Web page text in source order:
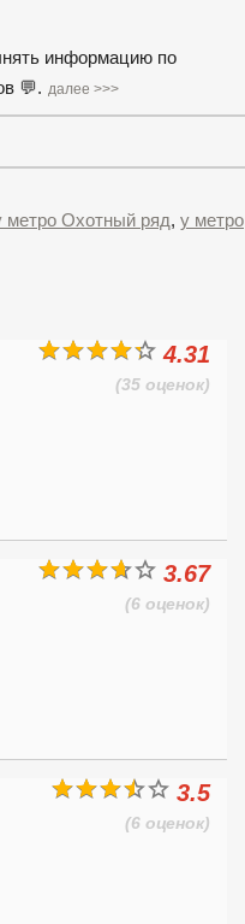
информацию по
💬. далее >>>
метро Охотный ряд, у метро
4.31
(35 оценок)
3.67
(6 оценок)
3.5
(6 оценок)